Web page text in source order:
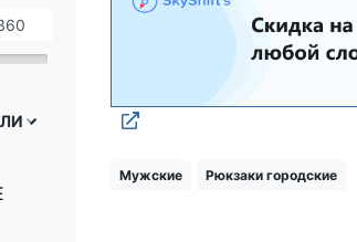
Мужские Рюкзаки городские